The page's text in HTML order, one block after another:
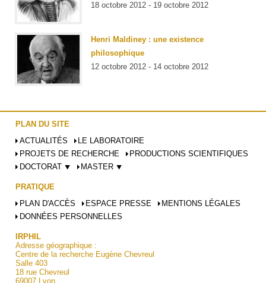
18 octobre 2012 - 19 octobre 2012
Henri Maldiney : une existence
philosophique
12 octobre 2012 - 14 octobre 2012
PLAN DU SITE
ACTUALITÉS
LE LABORATOIRE
PROJETS DE RECHERCHE
PRODUCTIONS SCIENTIFIQUES
DOCTORAT ⯆
MASTER ⯆
PRATIQUE
PLAN D'ACCÈS
ESPACE PRESSE
MENTIONS LÉGALES
DONNÉES PERSONNELLES
IRPHIL
Adresse géographique :
Centre de la recherche Eugène Chevreul
Salle 403
18 rue Chevreul
69007 Lyon